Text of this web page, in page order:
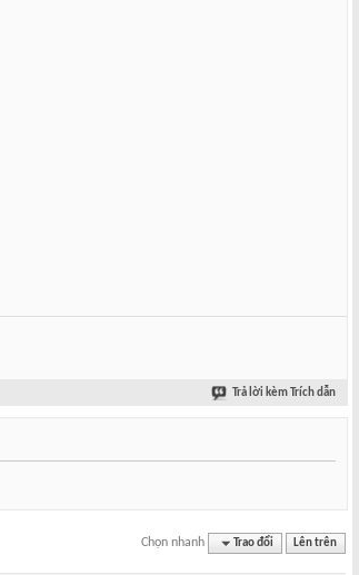
Trả lời kèm Trích dẫn
Chọn nhanh Trao đổi Lên trên